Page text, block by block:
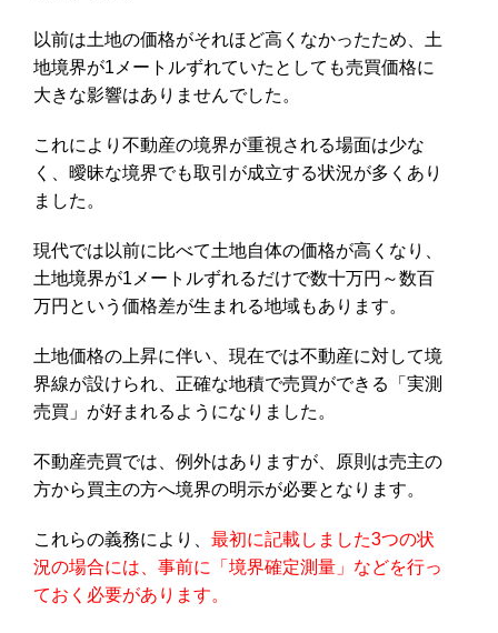
以前は土地の価格がそれほど高くなかったため、土
地境界が1メートルずれていたとしても売買価格に
大きな影響はありませんでした。
これにより不動産の境界が重視される場面は少な
く、曖昧な境界でも取引が成立する状況が多くあり
ました。
現代では以前に比べて土地自体の価格が高くなり、
土地境界が1メートルずれるだけで数十万円～数百
万円という価格差が生まれる地域もあります。
土地価格の上昇に伴い、現在では不動産に対して境
界線が設けられ、正確な地積で売買ができる「実測
売買」が好まれるようになりました。
不動産売買では、例外はありますが、原則は売主の
方から買主の方へ境界の明示が必要となります。
これらの義務により、 最初に記載しました3つの状
況の場合には、事前に「境界確定測量」などを行っ
ておく必要があります。